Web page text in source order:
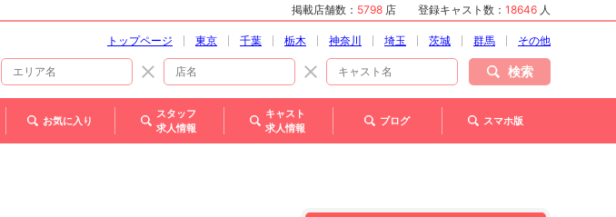
掲載店舗数： 5798 店 登録キャスト数： 18646 人
トップページ 東京 千葉 栃木 神奈川 埼玉 茨城 群馬 その他
検索
お気に入り
スタッフ
求人情報
キャスト
求人情報
ブログ スマホ版